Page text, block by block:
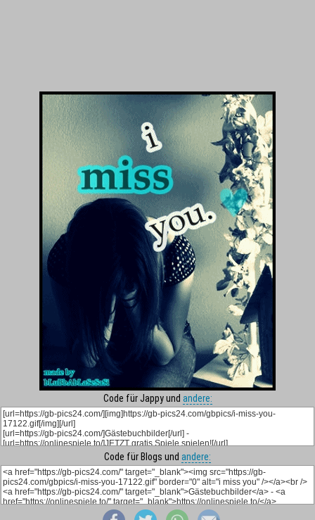
Code für Jappy und andere:
Code für Blogs und andere: